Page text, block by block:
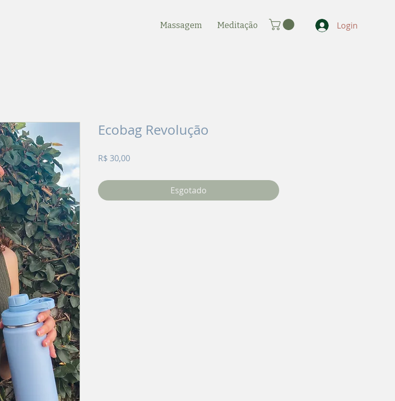
Massagem Meditação Login
Ecobag Revolução
R$ 30,00Preço
Esgotado